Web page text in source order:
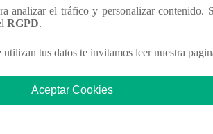
analizar el tráfico y personalizar contenido.
RGPD.
tus datos te invitamos leer nuestra
Aceptar Cookies